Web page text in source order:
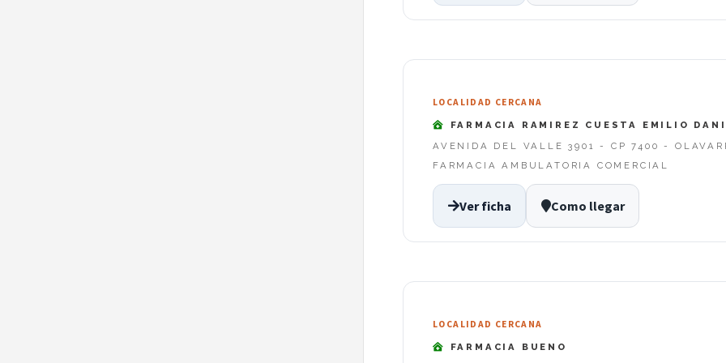
LOCALIDAD CERCANA
FARMACIA RAMIREZ CUESTA EMILIO
AVENIDA DEL VALLE 3901 - CP 7400 -
FARMACIA AMBULATORIA COMERCIAL
Ver ficha Como llegar
LOCALIDAD CERCANA
FARMACIA BUENO